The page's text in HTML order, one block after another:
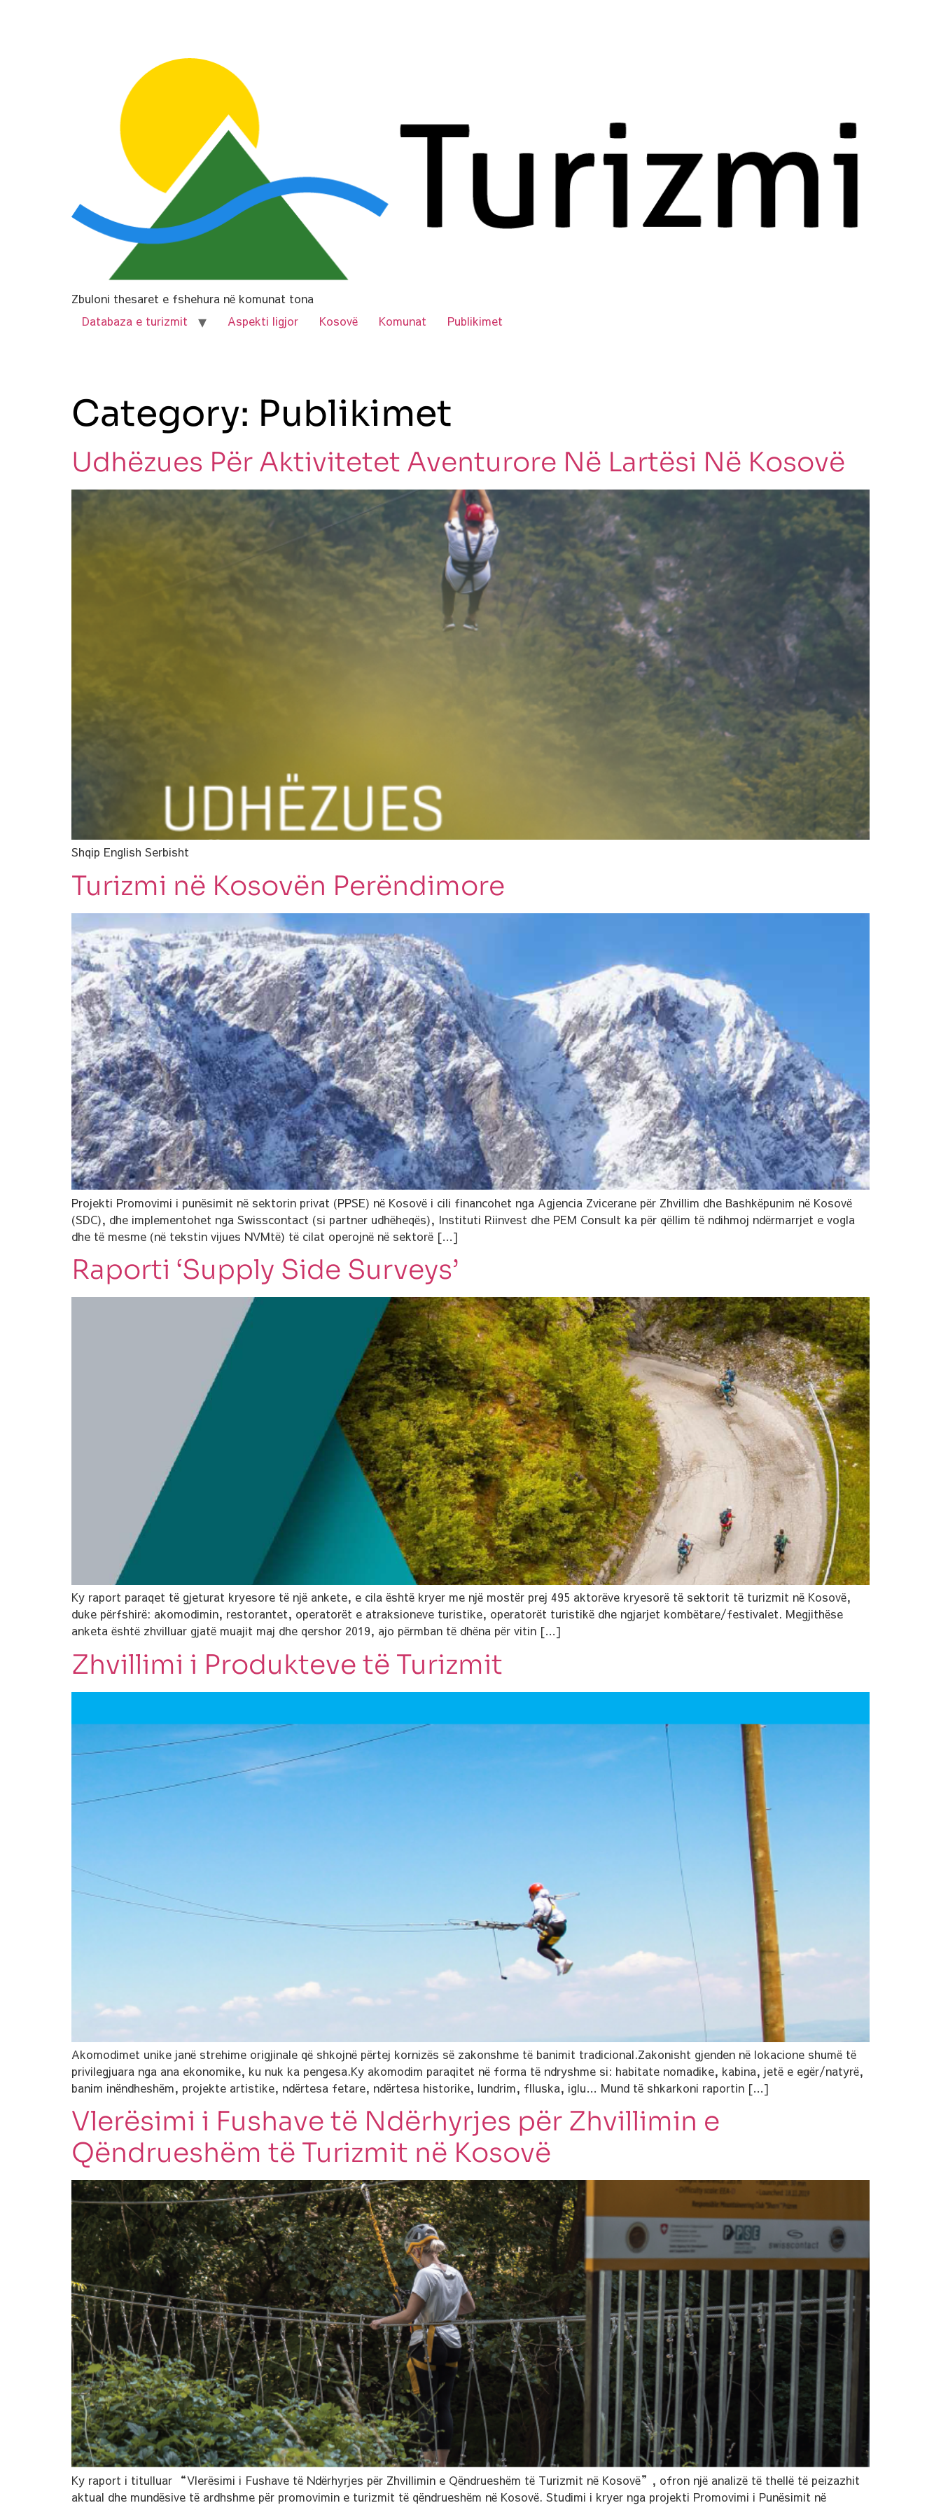
Zbuloni thesaret e fshehura në komunat tona
Databaza e turizmit
Aspekti ligjor Kosovë Komunat Publikimet
Category: Publikimet
Udhëzues Për Aktivitetet Aventurore Në Lartësi Në Kosovë
Shqip English Serbisht
Turizmi në Kosovën Perëndimore
Projekti Promovimi i punësimit në sektorin privat (PPSE) në Kosovë i cili financohet nga Agjencia Zvicerane për Zhvillim dhe Bashkëpunim në Kosovë
(SDC), dhe implementohet nga Swisscontact (si partner udhëheqës), Instituti Riinvest dhe PEM Consult ka për qëllim të ndihmoj ndërmarrjet e vogla
dhe të mesme (në tekstin vijues NVMtë) të cilat operojnë në sektorë […]
Raporti ‘Supply Side Surveys’
Ky raport paraqet të gjeturat kryesore të një ankete, e cila është kryer me një mostër prej 495 aktorëve kryesorë të sektorit të turizmit në Kosovë,
duke përfshirë: akomodimin, restorantet, operatorët e atraksioneve turistike, operatorët turistikë dhe ngjarjet kombëtare/festivalet. Megjithëse
anketa është zhvilluar gjatë muajit maj dhe qershor 2019, ajo përmban të dhëna për vitin […]
Zhvillimi i Produkteve të Turizmit
Akomodimet unike janë strehime origjinale që shkojnë përtej kornizës së zakonshme të banimit tradicional.Zakonisht gjenden në lokacione shumë të
privilegjuara nga ana ekonomike, ku nuk ka pengesa.Ky akomodim paraqitet në forma të ndryshme si: habitate nomadike, kabina, jetë e egër/natyrë,
banim inëndheshëm, projekte artistike, ndërtesa fetare, ndërtesa historike, lundrim, flluska, iglu… Mund të shkarkoni raportin […]
Vlerësimi i Fushave të Ndërhyrjes për Zhvillimin e
Qëndrueshëm të Turizmit në Kosovë
Ky raport i titulluar “Vlerësimi i Fushave të Ndërhyrjes për Zhvillimin e Qëndrueshëm të Turizmit në Kosovë”, ofron një analizë të thellë të peizazhit
aktual dhe mundësive të ardhshme për promovimin e turizmit të qëndrueshëm në Kosovë. Studimi i kryer nga projekti Promovimi i Punësimit në